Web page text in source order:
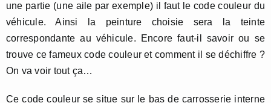
une partie (une aile par exemple) il faut le code couleur du
véhicule. Ainsi la peinture choisie sera la teinte
correspondante au véhicule. Encore faut-il savoir ou se
trouve ce fameux code couleur et comment il se déchiffre ?
On va voir tout ça…
Ce code couleur se situe sur le bas de carrosserie interne